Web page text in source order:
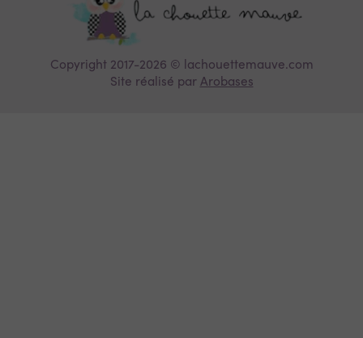
Copyright 2017-2026 © lachouettemauve.com
Site réalisé par Arobases